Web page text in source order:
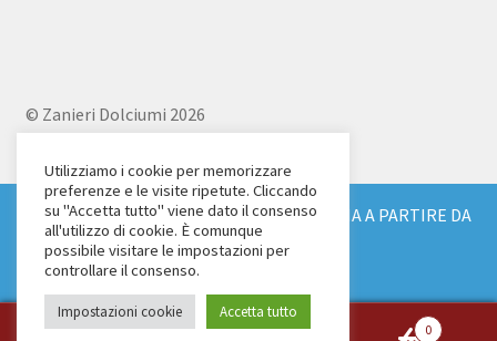
SPEDIZIONE GRATUITA IN TUTTA ITALIA A PARTIRE DA
€ 150
Ignora
© Zanieri Dolciumi 2026
Via Alfieri 18
Scandicci (FI)
Tel. 055 2571707
C.F. e P.IVA: 04904430487
0
Utilizziamo i cookie per memorizzare
preferenze e le visite ripetute. Cliccando
su "Accetta tutto" viene dato il consenso
all'utilizzo di cookie. È comunque
possibile visitare le impostazioni per
controllare il consenso.
Impostazioni cookie Accetta tutto